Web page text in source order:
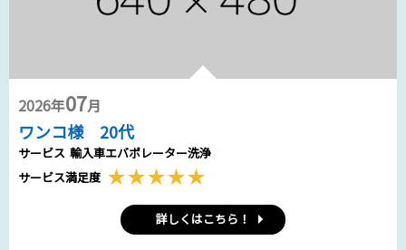
2026年07月
ワンコ様 20代
サービス 輸入車エバポレーター洗浄
サービス満足度
詳しくはこちら！